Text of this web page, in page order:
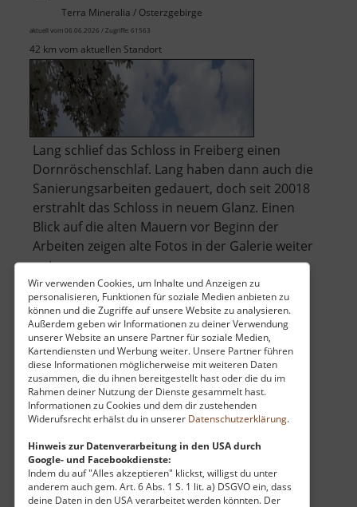
Wir verwenden Cookies, um Inhalte und Anzeigen zu
personalisieren, Funktionen für soziale Medien anbieten zu
können und die Zugriffe auf unsere Website zu analysieren.
Außerdem geben wir Informationen zu deiner Verwendung
unserer Website an unsere Partner für soziale Medien,
Kartendiensten und Werbung weiter. Unsere Partner führen
diese Informationen möglicherweise mit weiteren Daten
zusammen, die du ihnen bereitgestellt hast oder die du im
Rahmen deiner Nutzung der Dienste gesammelt hast.
Informationen zu Cookies und dem dir zustehenden
Widerufsrecht erhälst du in unserer Datenschutzerklärung.
Hinweis zur Datenverarbeitung in den USA durch
Google- und Facebookdienste:
Indem du auf "Alles akzeptieren" klickst, willigst du unter
anderem auch gem. Art. 6 Abs. 1 S. 1 lit. a) DSGVO ein, dass
deine Daten in den USA verarbeitet werden könnten. Der
Terra Mineralia / Osterzgebirge
aktuell vom 06.06.2026 / Zugriffe: 61563
42 km vom aktuellen Standort
Lang schlief das Schloss in Freiberg einen
Dornröschenschlaf. Lang haben dann auch die
Sanierungsarbeiten gedauert, doch seit 20018
erstrahlt das Schloss in neuem Glanz. Einen
Blick auf die alten Mauern vor Beginn der
Arbeiten zeigen alte Fotos in der Galerie weiter
unten.
Mit Beginn ergieb.. »weiterlesenüber
Schloss
Freudenstein
Schloss Bieberstein
Osterzgebirge
aktuell vom 18.02.2026 / Zugriffe: 41031
51 km vom aktuellen Standort